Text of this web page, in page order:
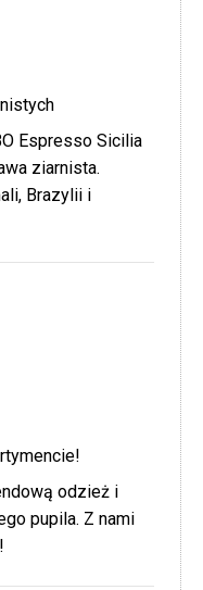
Espresso Sicilia
ziarnista.
Brazylii i
odzież i
pupila. Z nami